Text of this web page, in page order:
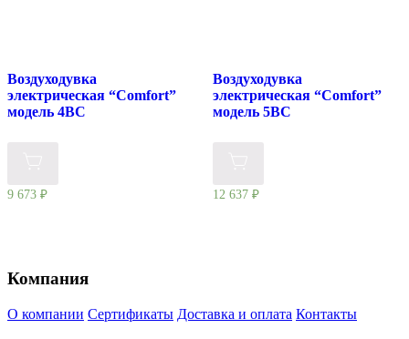
Воздуходувка
электрическая “Comfort”
модель 4BC
9 673 ₽
Воздуходувка
электрическая “Comfort”
модель 5BC
12 637 ₽
Компания
О компании Сертификаты Доставка и оплата Контакты